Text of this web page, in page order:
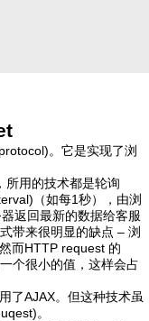
。它是实现了浏
所用的技术都是轮询
（如每1秒），由浏
返回最新的数据给客服
带来很明显的缺点 – 浏
而HTTP request 的
个很小的值，这样会占
了AJAX。但这种技术虽
。